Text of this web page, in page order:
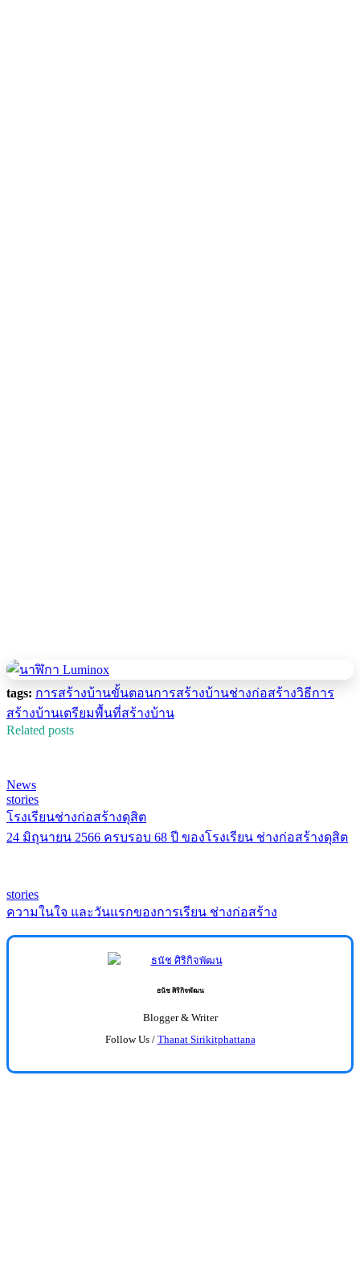
tags: การสร้างบ้านขั้นตอนการสร้างบ้านช่างก่อสร้างวิธีการ
สร้างบ้านเตรียมพื้นที่สร้างบ้าน
Related posts
News
stories
โรงเรียนช่างก่อสร้างดุสิต
24 มิถุนายน 2566 ครบรอบ 68 ปี ของโรงเรียน ช่างก่อสร้างดุสิต
stories
ความในใจ และวันแรกของการเรียน ช่างก่อสร้าง
ธนัช ศิริกิจพัฒน
Blogger & Writer
Follow Us / Thanat Sirikitphattana